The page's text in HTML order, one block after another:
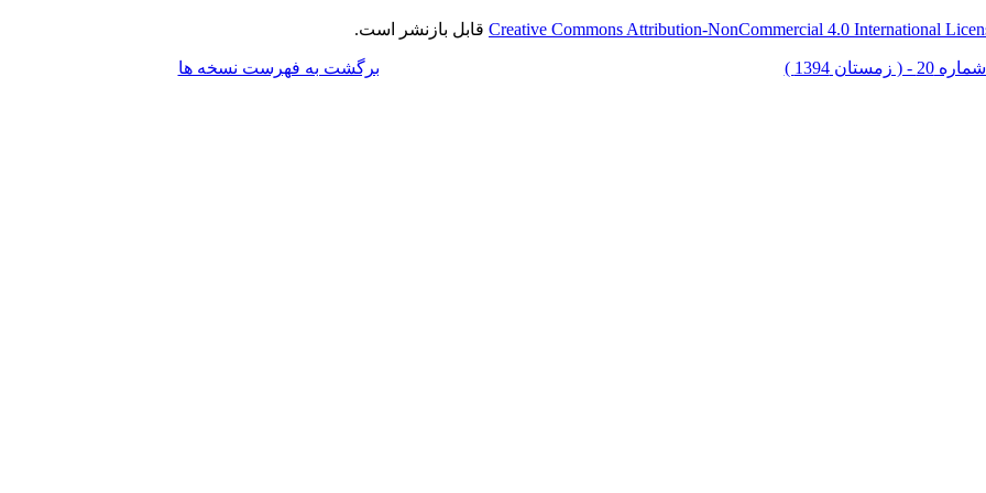
Creative Commons Attribution-NonCommercial 4.0 International قابل بازنشر است.
برگشت به فهرست نسخه ها